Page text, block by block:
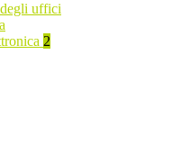
uffici
2